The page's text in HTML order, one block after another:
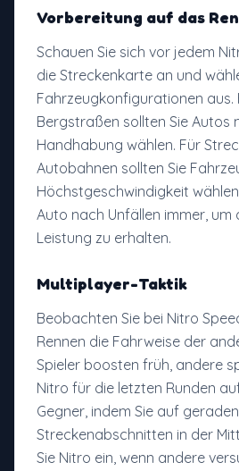
Vorbereitung auf das
Schauen Sie sich vor jedem
die Streckenkarte an und
Fahrzeugkonfigurationen aus.
Bergstraßen sollten Sie Autos
Handhabung wählen. Für
Autobahnen sollten Sie
Höchstgeschwindigkeit
Auto nach Unfällen immer, um
Leistung zu erhalten.
Multiplayer-Taktik
Beobachten Sie bei Nitro
Rennen die Fahrweise der
Spieler boosten früh, andere
Nitro für die letzten Runden
Gegner, indem Sie auf geraden
Streckenabschnitten in der
Sie Nitro ein, wenn andere